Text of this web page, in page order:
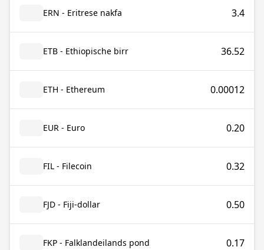
ERN - Eritrese nakfa 3.4
ETB - Ethiopische birr 36.52
ETH - Ethereum 0.00012
EUR - Euro 0.20
FIL - Filecoin 0.32
FJD - Fiji-dollar 0.50
FKP - Falklandeilands pond 0.17